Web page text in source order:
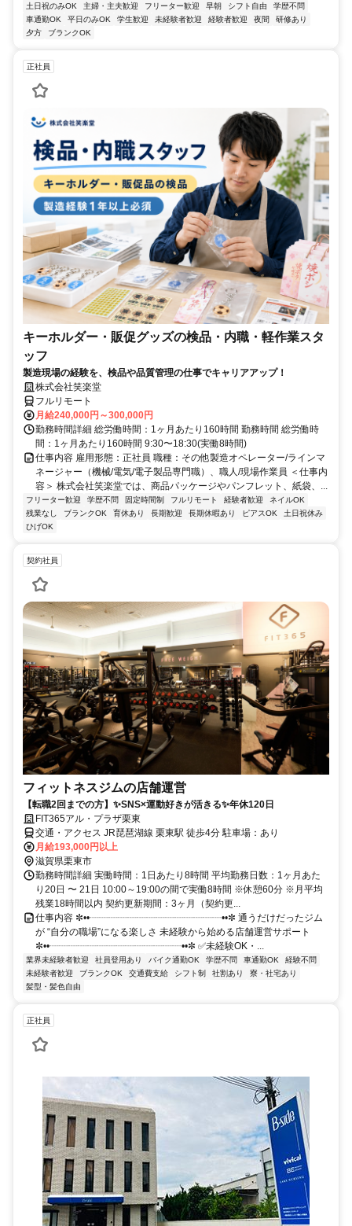
土日祝のみOK
主婦・主夫歓迎 フリーター歓迎 早朝 シフト自由
学歴不問
車通勤OK
平日のみOK 学生歓迎 未経験者歓迎 経験者歓迎 夜間
研修あり
夕方
ブランクOK
正社員
キーホルダー・販促グッズの検品・内職・軽作業スタ
ッフ
製造現場の経験を、検品や品質管理の仕事でキャリアアップ！
株式会社笑楽堂
フルリモート
月給240,000円～300,000円
勤務時間詳細 総労働時間：1ヶ月あたり160時間 勤務時間 総労働時
間：1ヶ月あたり160時間 9:30〜18:30(実働8時間)
仕事内容 雇用形態：正社員 職種：その他製造オペレーター/ラインマ
ネージャー（機械/電気/電子製品専門職）、職人/現場作業員 ＜仕事内
容＞ 株式会社笑楽堂では、商品パッケージやパンフレット、紙袋、...
フリーター歓迎 学歴不問 固定時間制 フルリモート 経験者歓迎
ネイルOK
残業なし
ブランクOK 育休あり 長期歓迎 長期休暇あり ピアスOK
土日祝休み
ひげOK
契約社員
フィットネスジムの店舗運営
【転職2回までの方】✨SNS×運動好きが活きる✨年休120日
FIT365アル・プラザ栗東
交通・アクセス JR琵琶湖線 栗東駅 徒歩4分 駐車場：あり
月給193,000円以上
滋賀県栗東市
勤務時間詳細 実働時間：1日あたり8時間 平均勤務日数：1ヶ月あた
り20日 〜 21日 10:00～19:00の間で実働8時間 ※休憩60分 ※月平均
残業18時間以内 契約更新期間：3ヶ月（契約更...
仕事内容 ✼••┈┈┈┈┈┈┈┈┈┈┈┈┈┈••✼ 通うだけだったジム
が “自分の職場”になる楽しさ 未経験から始める店舗運営サポート
✼••┈┈┈┈┈┈┈┈┈┈┈┈┈┈••✼ ✅未経験OK・...
業界未経験者歓迎 社員登用あり バイク通勤OK 学歴不問 車通勤OK
経験不問
未経験者歓迎
ブランクOK 交通費支給 シフト制 社割あり
寮・社宅あり
髪型・髪色自由
正社員